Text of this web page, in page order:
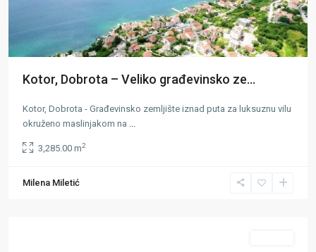
Kotor, Dobrota – Veliko građevinsko ze...
Kotor, Dobrota - Građevinsko zemljište iznad puta za luksuznu vilu
okruženo maslinjakom na ...
3,285.00 m2
Milena Miletić
Kotor,